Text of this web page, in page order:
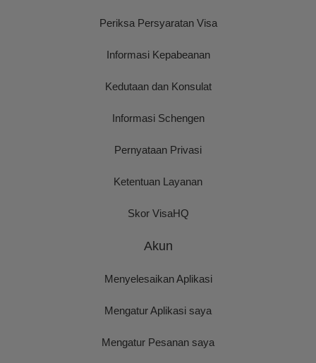
Periksa Persyaratan Visa
Informasi Kepabeanan
Kedutaan dan Konsulat
Informasi Schengen
Pernyataan Privasi
Ketentuan Layanan
Skor VisaHQ
Akun
Menyelesaikan Aplikasi
Mengatur Aplikasi saya
Mengatur Pesanan saya